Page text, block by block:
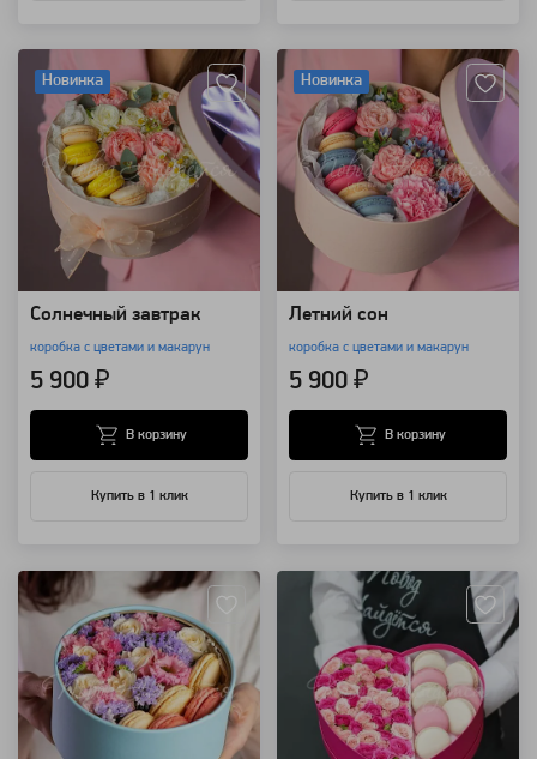
Новинка
Солнечный завтрак
коробка с цветами и макарун
5 900 ₽
Купить в 1 клик
В корзину
Новинка
Летний сон
коробка с цветами и макарун
5 900 ₽
Купить в 1 клик
В корзину